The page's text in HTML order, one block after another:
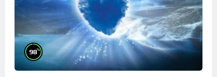
98%